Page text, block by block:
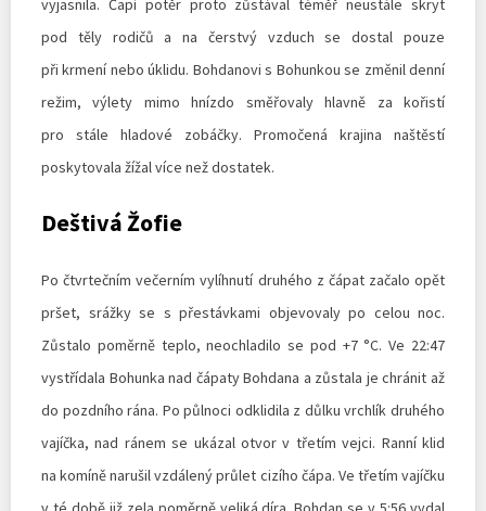
vyjasnila. Čapí potěr proto zůstával téměř neustále skryt
pod těly rodičů a na čerstvý vzduch se dostal pouze
při krmení nebo úklidu. Bohdanovi s Bohunkou se změnil denní
režim, výlety mimo hnízdo směřovaly hlavně za kořistí
pro stále hladové zobáčky. Promočená krajina naštěstí
poskytovala žížal více než dostatek.
Deštivá Žofie
Po čtvrtečním večerním vylíhnutí druhého z čápat začalo opět
pršet, srážky se s přestávkami objevovaly po celou noc.
Zůstalo poměrně teplo, neochladilo se pod +7 °C. Ve 22:47
vystřídala Bohunka nad čápaty Bohdana a zůstala je chránit až
do pozdního rána. Po půlnoci odklidila z důlku vrchlík druhého
vajíčka, nad ránem se ukázal otvor v třetím vejci. Ranní klid
na komíně narušil vzdálený průlet cizího čápa. Ve třetím vajíčku